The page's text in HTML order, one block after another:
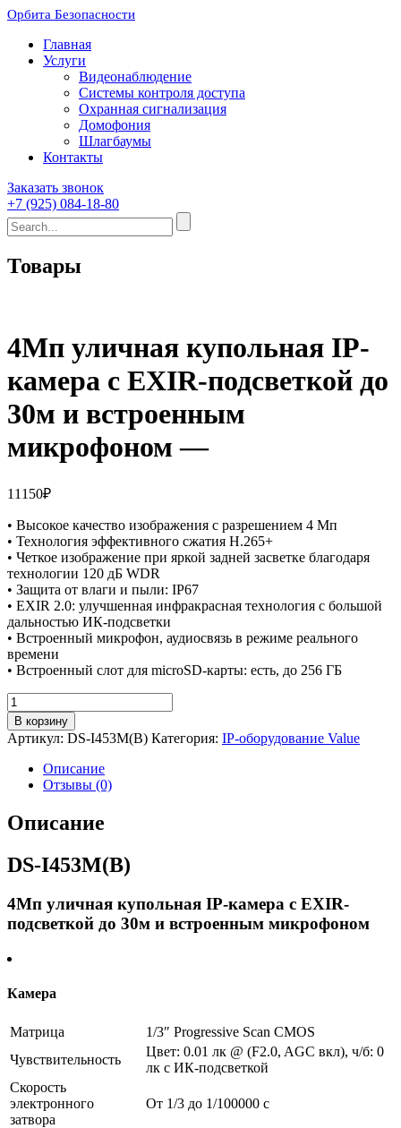
Орбита Безопасности
Главная
Услуги
Видеонаблюдение
Системы контроля доступа
Охранная сигнализация
Домофония
Шлагбаумы
Контакты
Заказать звонок
+7 (925) 084-18-80
Товары
4Мп уличная купольная IP-
камера с EXIR-подсветкой до
30м и встроенным
микрофоном —
11150₽
• Высокое качество изображения с разрешением 4 Мп
• Технология эффективного сжатия H.265+
• Четкое изображение при яркой задней засветке благодаря
технологии 120 дБ WDR
• Защита от влаги и пыли: IP67
• EXIR 2.0: улучшенная инфракрасная технология с большой
дальностью ИК-подсветки
• Встроенный микрофон, аудиосвязь в режиме реального
времени
• Встроенный слот для microSD-карты: есть, до 256 ГБ
Количество
товара
4Мп
уличная
купольная
камера
с
EXIR-
до
30м
встроенным
микрофоном
В корзину
Артикул: DS-I453M(B) Категория: IP-оборудование Value
Описание
Отзывы (0)
Описание
DS-I453M(B)
4Мп уличная купольная IP-камера с EXIR-
подсветкой до 30м и встроенным микрофоном
Камера
Матрица
1/3″ Progressive Scan CMOS
Чувствительность
Цвет: 0.01 лк @ (F2.0, AGC вкл), ч/б: 0
лк с ИК-подсветкой
Скорость
электронного
затвора
От 1/3 до 1/100000 с